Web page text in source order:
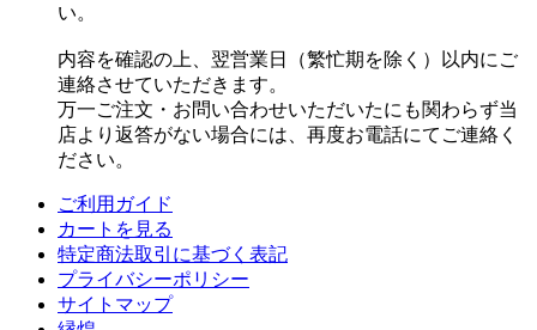
い。
内容を確認の上、翌営業日（繁忙期を除く）以内にご
連絡させていただきます。
万一ご注文・お問い合わせいただいたにも関わらず当
店より返答がない場合には、再度お電話にてご連絡く
ださい。
ご利用ガイド
カートを見る
特定商法取引に基づく表記
プライバシーポリシー
サイトマップ